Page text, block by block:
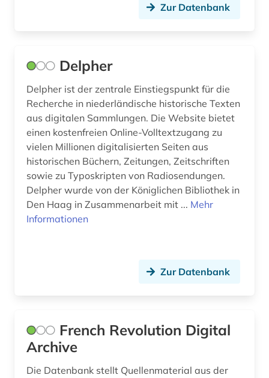
stratigraphie (1)
taxonomie (2)
theologie (1)
universitätsgeschichte (1)
usa (2)
vinck (1)
wien (3)
Zur Datenbank
Delpher
Delpher ist der zentrale Einstiegspunkt für die
Recherche in niederländische historische Texten
aus digitalen Sammlungen. Die Website bietet
einen kostenfreien Online-Volltextzugang zu
vielen Millionen digitalisierten Seiten aus
historischen Büchern, Zeitungen, Zeitschriften
sowie zu Typoskripten von Radiosendungen.
Delpher wurde von der Königlichen Bibliothek in
Den Haag in Zusammenarbeit mit ... Mehr
Informationen
Zur Datenbank
French Revolution Digital
Archive
Die Datenbank stellt Quellenmaterial aus der